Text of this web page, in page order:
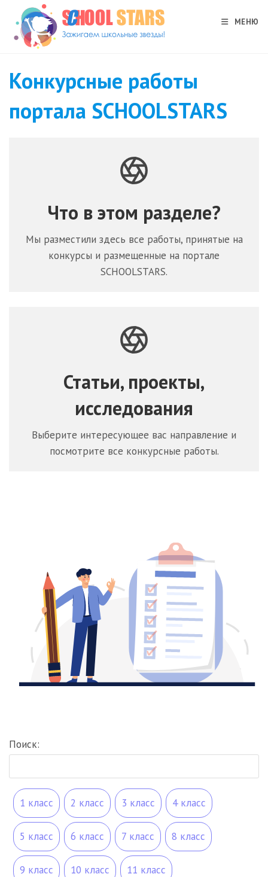
Перейти
содержимому
МЕНЮ
Конкурсные работы
портала SCHOOLSTARS
Что в этом разделе?
Мы разместили здесь все работы, принятые на
конкурсы и размещенные на портале
SCHOOLSTARS.
Статьи, проекты,
исследования
Выберите интересующее вас направление и
посмотрите все конкурсные работы.
Поиск:
1 класс 2 класс 3 класс 4 класс
5 класс 6 класс 7 класс 8 класс
9 класс 10 класс 11 класс